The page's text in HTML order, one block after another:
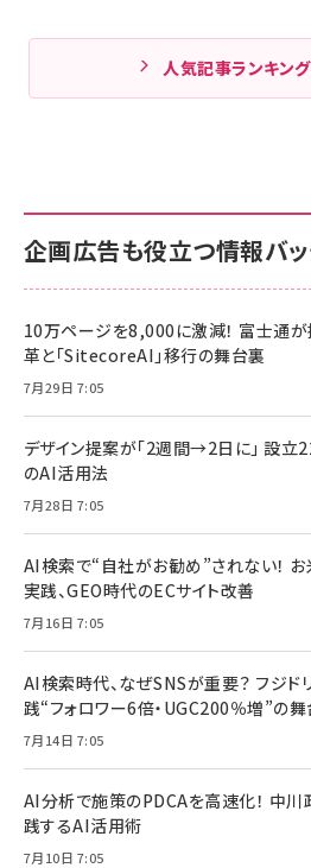
人気記事ランキン
企画広告も役立つ情報バッ
10万ページを8,000に激減！ 富士通
革と「SitecoreAI」移行の舞台裏
7月29日 7:05
デザイン提案が「2週間→2日に」 設
のAI活用法
7月28日 7:05
AI検索で“自社がお勧め”されない！
実践、GEO時代のECサイト改善
7月16日 7:05
AI検索時代、なぜSNSが重要？ フジド
践“フォロワー6倍・UGC200％増”の
7月14日 7:05
AI分析で施策のPDCAを高速化！ 中
践するAI活用術
7月10日 7:05